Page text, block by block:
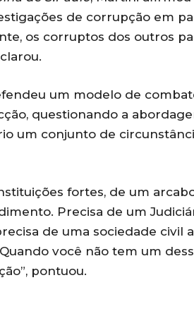
de corrupção em
os corruptos dos outros
um modelo de
questionando a
um conjunto de
fortes, de um
Precisa de um
de uma sociedade civil
você não tem um
pontuou.